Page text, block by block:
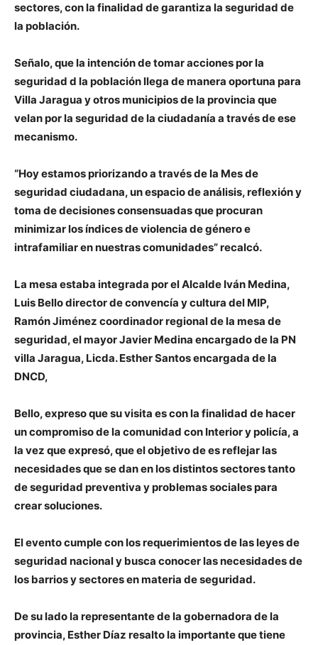
sectores, con la finalidad de garantiza la seguridad de
la población.
Señalo, que la intención de tomar acciones por la
seguridad d la población llega de manera oportuna para
Villa Jaragua y otros municipios de la provincia que
velan por la seguridad de la ciudadanía a través de ese
mecanismo.
“Hoy estamos priorizando a través de la Mes de
seguridad ciudadana, un espacio de análisis, reflexión y
toma de decisiones consensuadas que procuran
minimizar los índices de violencia de género e
intrafamiliar en nuestras comunidades” recalcó.
La mesa estaba integrada por el Alcalde Iván Medina,
Luis Bello director de convencía y cultura del MIP,
Ramón Jiménez coordinador regional de la mesa de
seguridad, el mayor Javier Medina encargado de la PN
villa Jaragua, Licda. Esther Santos encargada de la
DNCD,
Bello, expreso que su visita es con la finalidad de hacer
un compromiso de la comunidad con Interior y policía, a
la vez que expresó, que el objetivo de es reflejar las
necesidades que se dan en los distintos sectores tanto
de seguridad preventiva y problemas sociales para
crear soluciones.
El evento cumple con los requerimientos de las leyes de
seguridad nacional y busca conocer las necesidades de
los barrios y sectores en materia de seguridad.
De su lado la representante de la gobernadora de la
provincia, Esther Díaz resalto la importante que tiene